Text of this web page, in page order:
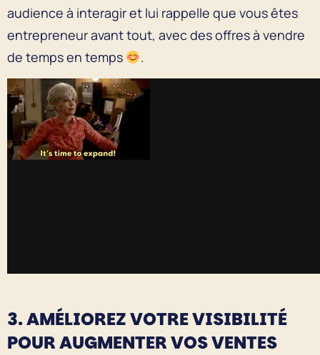
audience à interagir et lui rappelle que vous êtes
entrepreneur avant tout, avec des offres à vendre
de temps en temps
.
3. AMÉLIOREZ VOTRE VISIBILITÉ
POUR AUGMENTER VOS VENTES